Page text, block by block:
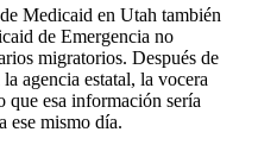
Medicaid en Utah también
de Emergencia no
migratorios. Después de
agencia estatal, la vocera
esa información sería
ese mismo día.